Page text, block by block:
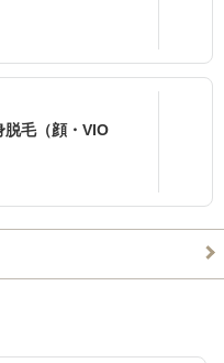
毛（顔・VIO